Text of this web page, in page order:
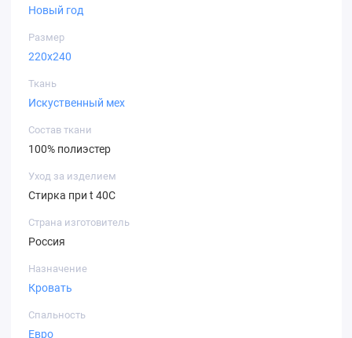
Новый год
Размер
220х240
Ткань
Искуственный мех
Состав ткани
100% полиэстер
Уход за изделием
Стирка при t 40С
Страна изготовитель
Россия
Назначение
Кровать
Спальность
Евро